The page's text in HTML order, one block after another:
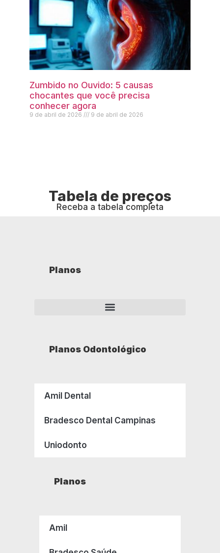
Zumbido no Ouvido: 5 causas
chocantes que você precisa
conhecer agora
9 de abril de 2026 9 de abril de 2026
Tabela de preços
Receba a tabela completa
Planos
Planos Odontológico
Amil Dental
Bradesco Dental Campinas
Uniodonto
Planos
Amil